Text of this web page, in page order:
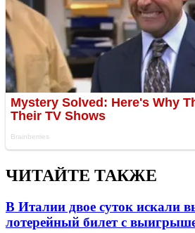
ЧИТАЙТЕ ТАКЖЕ
В Италии двое суток искали
лотерейный билет с